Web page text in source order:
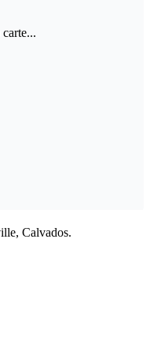
Calvados.